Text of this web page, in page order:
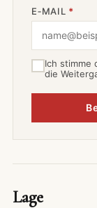
E‑MAIL *
Ich stimme
die
Lage